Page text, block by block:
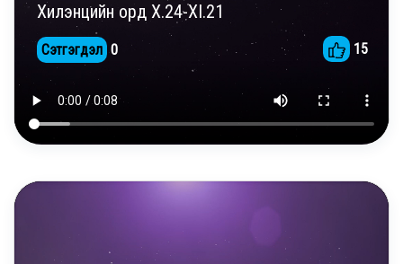
Хилэнцийн орд X.24-XI.21
Сэтгэгдэл 0 15